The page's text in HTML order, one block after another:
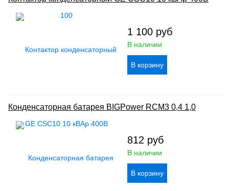
1 100 руб
В наличии
Конденсаторная батарея BIGPower RCM3 0,4 1,0
812 руб
В наличии